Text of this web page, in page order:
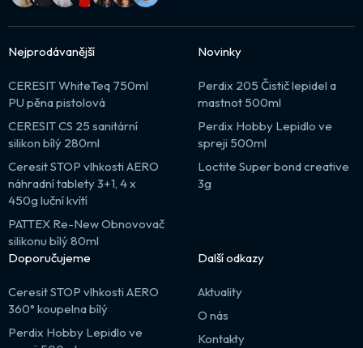
Nejprodávanější
CERESIT WhiteTeq 750ml
PU pěna pistolová
CERESIT CS 25 sanitární
silikon bílý 280ml
Ceresit STOP vlhkosti AERO
náhradní tablety 3+1, 4 x
450g luční kvítí
PATTEX Re-New Obnovovač
silikonu bílý 80ml
Novinky
Perdix 205 Čistič lepidel a
mastnot 500ml
Perdix Hobby Lepidlo ve
spreji 500ml
Loctite Super bond creative
3g
Doporučujeme
Ceresit STOP vlhkosti AERO
360° koupelna bílý
Perdix Hobby Lepidlo ve
Další odkazy
Aktuality
O nás
Kontakty